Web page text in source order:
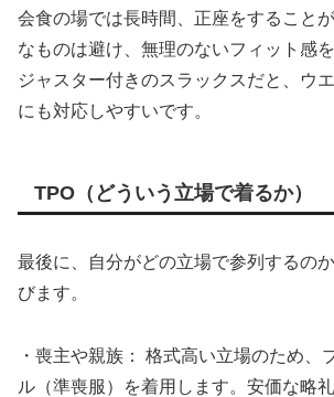
会食の場では長時間、正座をすること
なものは避け、無理のないフィット感
ジャスター付きのスラックスだと、ウ
にも対応しやすいです。
TPO（どういう立場で着るか）
最後に、自分がどの立場で参列するの
びます。
・喪主や親族： 格式高い立場のため、
ル（準喪服）を着用します。安価な略